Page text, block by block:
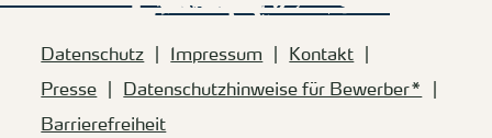
Datenschutz Impressum
Kontakt
Presse
Datenschutzhinweise für Bewerber*
Barrierefreiheit